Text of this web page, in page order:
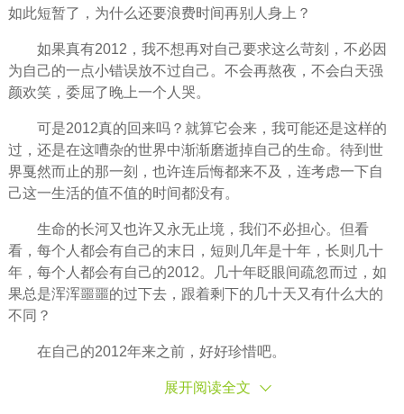
如此短暂了，为什么还要浪费时间再别人身上？
如果真有2012，我不想再对自己要求这么苛刻，不必因
为自己的一点小错误放不过自己。不会再熬夜，不会白天强
颜欢笑，委屈了晚上一个人哭。
可是2012真的回来吗？就算它会来，我可能还是这样的
过，还是在这嘈杂的世界中渐渐磨逝掉自己的生命。待到世
界戛然而止的那一刻，也许连后悔都来不及，连考虑一下自
己这一生活的值不值的时间都没有。
生命的长河又也许又永无止境，我们不必担心。但看
看，每个人都会有自己的末日，短则几年是十年，长则几十
年，每个人都会有自己的2012。几十年眨眼间疏忽而过，如
果总是浑浑噩噩的过下去，跟着剩下的几十天又有什么大的
不同？
在自己的2012年来之前，好好珍惜吧。
展开阅读全文